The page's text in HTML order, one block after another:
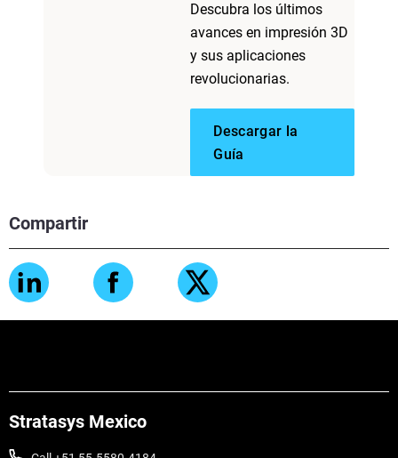
Descubra los últimos
avances en impresión 3D
y sus aplicaciones
revolucionarias.
Descargar la
Guía
Compartir
Stratasys Mexico